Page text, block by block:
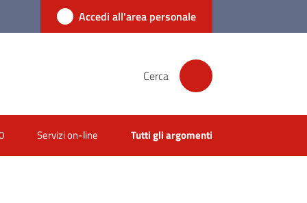
Accedi all'area personale
Cerca
Servizi on-line Tutti gli argomenti